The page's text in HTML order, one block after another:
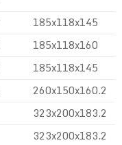
185x118x145
185x118x160
185x118x145
260x150x160.2
323x200x183.2
323x200x183.2